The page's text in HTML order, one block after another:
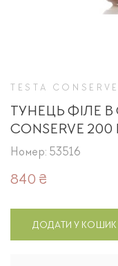
TESTA CONSERVE
ТУНЕЦЬ ФІЛЕ В
CONSERVE 200 Г
Номер: 53516
840 ₴
ДОДАТИ У КОШИК